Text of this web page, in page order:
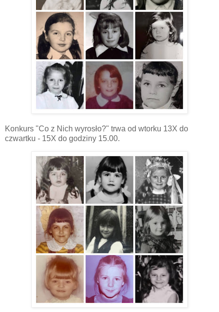
Konkurs "Co z Nich wyrosło?" trwa od wtorku 13X do
czwartku - 15X do godziny 15.00.